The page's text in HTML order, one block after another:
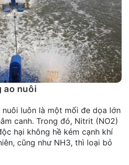
ao nuôi
luôn là một mối đe dọa lớn
canh. Trong đó, Nitrit (NO2)
hại không hề kém cạnh khí
cũng như NH3, thì loại bỏ